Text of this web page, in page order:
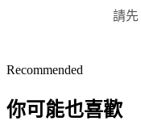
請先
Recommended
你可能也喜歡